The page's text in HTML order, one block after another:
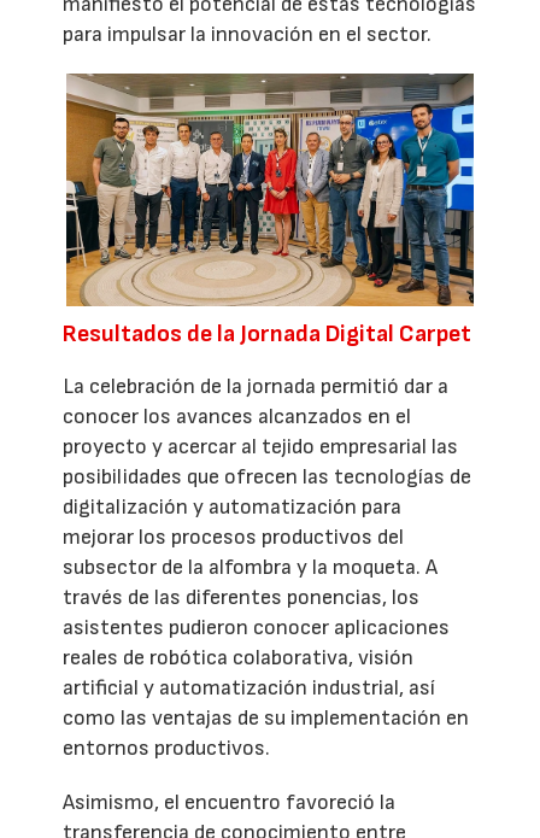
para impulsar la innovación en el sector.
Resultados de la Jornada Digital Carpet
La celebración de la jornada permitió dar a
conocer los avances alcanzados en el
proyecto y acercar al tejido empresarial las
posibilidades que ofrecen las tecnologías de
digitalización y automatización para
mejorar los procesos productivos del
subsector de la alfombra y la moqueta. A
través de las diferentes ponencias, los
asistentes pudieron conocer aplicaciones
reales de robótica colaborativa, visión
artificial y automatización industrial, así
como las ventajas de su implementación en
entornos productivos.
Asimismo, el encuentro favoreció la
transferencia de conocimiento entre